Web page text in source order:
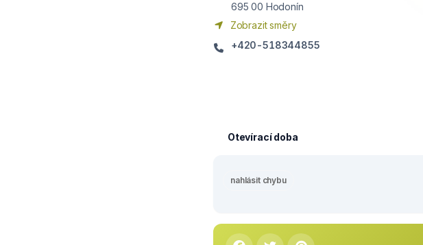
695 00 Hodonín
Zobrazit směry
+420-518344855
Otevírací doba
nahlásit chybu